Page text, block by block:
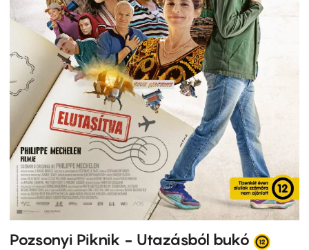
Pozsonyi Piknik - Utazásból bukó